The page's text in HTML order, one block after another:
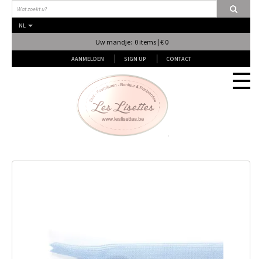
NL
Uw mandje: 0 items | € 0
AANMELDEN SIGN UP CONTACT
Stof